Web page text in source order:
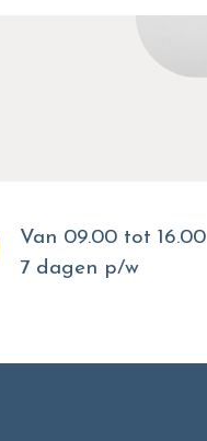
Van 09.00 tot 16.00
7 dagen p/w